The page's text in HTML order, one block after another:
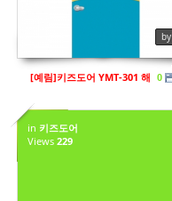
by
[예림]키즈도어 YMT-301 해 0
31
MAR
in 키즈도어
Views229